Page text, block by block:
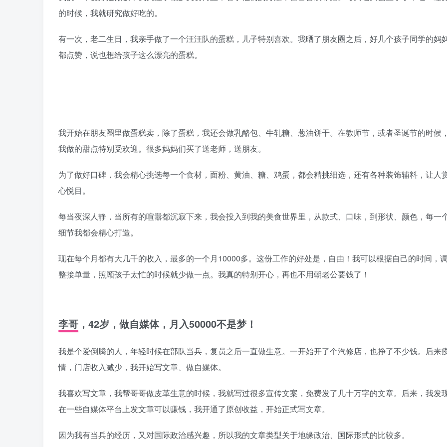
的时候，我就研究做好吃的。
有一次，老二生日，我亲手做了一个汪汪队的蛋糕，儿子特别喜欢。我晒了朋友圈之后，好几个孩子同学的妈
都点赞，说也想给孩子这么漂亮的蛋糕。
我开始在朋友圈里做蛋糕卖，除了蛋糕，我还会做乳酪包、牛轧糖、葱油饼干。在教师节，或者圣诞节的时候，
我做的甜点特别受欢迎。很多妈妈们买了送老师，送朋友。
为了做好口碑，我会精心挑选每一个食材，面粉、黄油、糖、鸡蛋，都会精挑细选，还有各种装饰辅料，让人
心悦目。
每当夜深人静，当所有的喧嚣都沉寂下来，我会投入到我的美食世界里，从款式、口味，到形状、颜色，每一
细节我都会精心打造。
现在每个月都有大几千的收入，最多的一个月10000多。这份工作的好处是，自由！我可以根据自己的时间，调
整接单量，照顾孩子太忙的时候就少做一点。我真的特别开心，再也不用朝老公要钱了！
李哥，42岁，做自媒体，月入50000不是梦！
我是个爱倒腾的人，年轻时候在部队当兵，复员之后一直做生意。一开始开了个汽修店，也挣了不少钱。后来
情，门店收入减少，我开始写文章、做自媒体。
我喜欢写文章，我帮哥哥做皮革生意的时候，我就写过很多宣传文案，免费发了几十万字的文章。后来，我发
在一些自媒体平台上发文章可以赚钱，我开通了原创收益，开始正式写文章。
因为我有当兵的经历，又对国际政治感兴趣，所以我的文章类型关于地缘政治、国际形式的比较多。